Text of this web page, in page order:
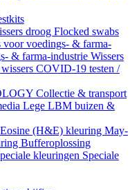
droog Flocked swabs
voor voedings- & farma-
& farma-industrie Wissers
COVID-19 testen /
Collectie & transport
Lege LBM buizen &
(H&E) kleuring May-
Bufferoplossing
kleuringen Speciale